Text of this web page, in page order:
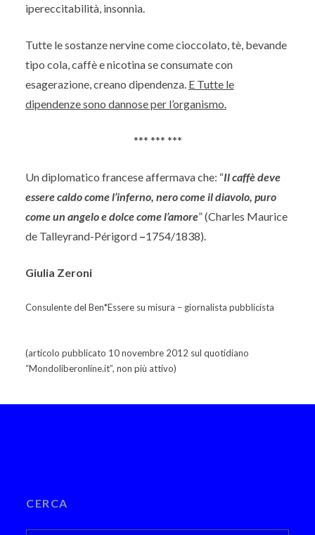
ipereccitabilità, insonnia.
Tutte le sostanze nervine come cioccolato, tè, bevande
tipo cola, caffè e nicotina se consumate con
esagerazione, creano dipendenza. E Tutte le
dipendenze sono dannose per l’organismo.
*** *** ***
Un diplomatico francese affermava che: “Il caffè deve
essere caldo come l’inferno, nero come il diavolo, puro
come un angelo e dolce come l’amore” (Charles Maurice
de Talleyrand-Périgord–1754/1838).
Giulia Zeroni
Consulente del Ben*Essere su misura – giornalista pubblicista
(articolo pubblicato 10 novembre 2012 sul quotidiano
“Mondoliberonline.it”, non più attivo)
CERCA